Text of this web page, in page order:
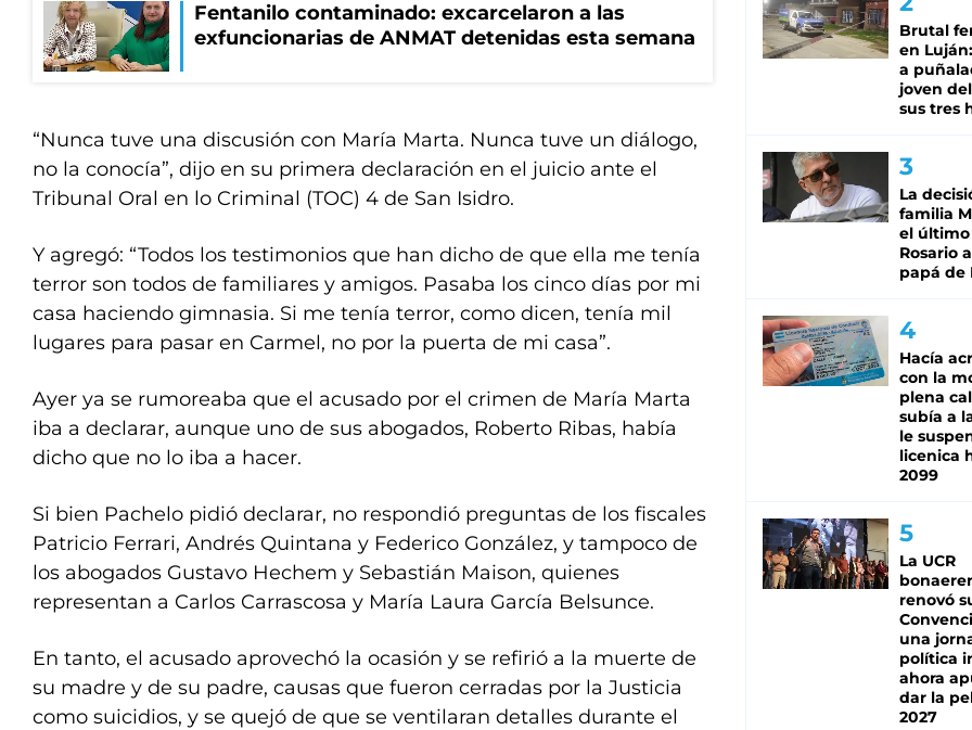
Fentanilo contaminado: excarcelaron a las
exfuncionarias de ANMAT detenidas esta semana
“Nunca tuve una discusión con María Marta. Nunca tuve un diálogo,
no la conocía”, dijo en su primera declaración en el juicio ante el
Tribunal Oral en lo Criminal (TOC) 4 de San Isidro.
Y agregó: “Todos los testimonios que han dicho de que ella me tenía
terror son todos de familiares y amigos. Pasaba los cinco días por mi
casa haciendo gimnasia. Si me tenía terror, como dicen, tenía mil
lugares para pasar en Carmel, no por la puerta de mi casa”.
Ayer ya se rumoreaba que el acusado por el crimen de María Marta
iba a declarar, aunque uno de sus abogados, Roberto Ribas, había
dicho que no lo iba a hacer.
Si bien Pachelo pidió declarar, no respondió preguntas de los fiscales
Patricio Ferrari, Andrés Quintana y Federico González, y tampoco de
los abogados Gustavo Hechem y Sebastián Maison, quienes
representan a Carlos Carrascosa y María Laura García Belsunce.
En tanto, el acusado aprovechó la ocasión y se refirió a la muerte de
su madre y de su padre, causas que fueron cerradas por la Justicia
como suicidios, y se quejó de que se ventilaran detalles durante el
Brutal
en
a
joven
sus tres
La
familia
el último
Rosario
papá de
Hacía
con la
plena
subía a
le
licenica
2099
La UCR
renovó
una
política
ahora
dar la
2027